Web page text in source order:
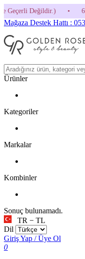
• 600 TL ve Üzeri
Mağaza Destek Hattı :
Ürünler
Kategoriler
Markalar
Kombinler
Sonuç bulunamadı.
TR − TL
Dil
Giriş Yap / Üye Ol
0